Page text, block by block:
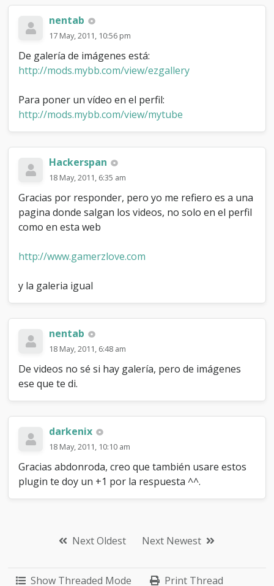
nentab
17 May, 2011, 10:56 pm
De galería de imágenes está:
http://mods.mybb.com/view/ezgallery
Para poner un vídeo en el perfil:
http://mods.mybb.com/view/mytube
Hackerspan
18 May, 2011, 6:35 am
Gracias por responder, pero yo me refiero es a una
pagina donde salgan los videos, no solo en el perfil
como en esta web
http://www.gamerzlove.com
y la galeria igual
nentab
18 May, 2011, 6:48 am
De videos no sé si hay galería, pero de imágenes
ese que te di.
darkenix
18 May, 2011, 10:10 am
Gracias abdonroda, creo que también usare estos
plugin te doy un +1 por la respuesta ^^.
Next Oldest Next Newest
Show Threaded Mode Print Thread